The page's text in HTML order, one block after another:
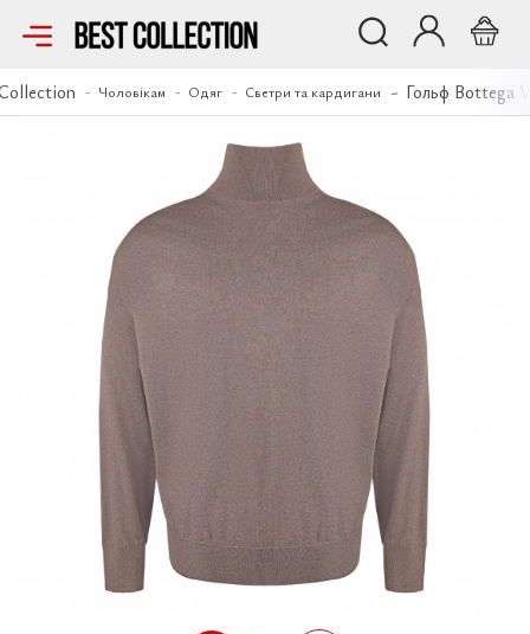
Чоловікам Одяг Светри та кардигани Гольф Bottega
Гольф Bottega Veneta